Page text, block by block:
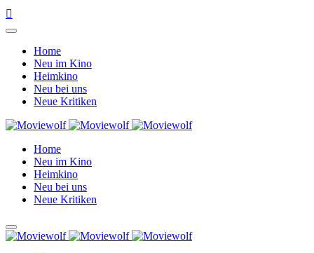
Home
Neu im Kino
Heimkino
Neu bei uns
Neue Kritiken
Home
Neu im Kino
Heimkino
Neu bei uns
Neue Kritiken